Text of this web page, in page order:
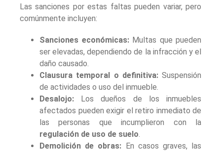
Las sanciones por estas faltas pueden variar, pero
comúnmente incluyen:
Sanciones económicas:Multas que pueden
ser elevadas, dependiendo de la infracción y el
daño causado.
Clausura temporal o definitiva:Suspensión
de actividades o uso del inmueble.
Desalojo: Los dueños de los inmuebles
afectados pueden exigir el retiro inmediato de
las personas que incumplieron con la
regulación de uso de suelo
Demolición de obras: En casos graves, las